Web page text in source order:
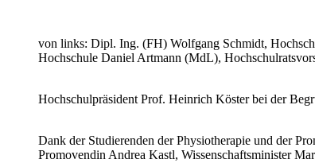
von links: Dipl. Ing. (FH) Wolfgang Schmidt,
Hochschule Daniel Artmann (MdL),
Hochschulpräsident Prof. Heinrich Köster bei der
Dank der Studierenden der Physiotherapie und der
Promovendin Andrea Kastl, Wissenschaftsminister